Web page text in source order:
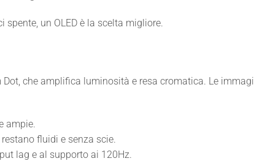
un OLED è la scelta migliore.
che amplifica luminosità e resa cromatica. Le
ampie.
fluidi e senza scie.
lag e al supporto ai 120Hz.